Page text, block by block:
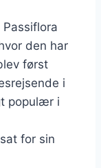
den har
først
i
populær i
for sin